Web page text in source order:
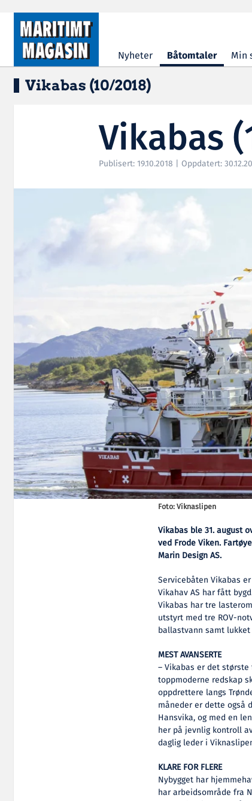
Hopp til hovedinnhold
Nyheter Båtomtaler Min
Vikabas (10/2018)
Vikabas
Publisert: 19.10.2018 | Oppdatert:
Foto: Viknaslipen
Vikabas ble 31. august
ved Frode Viken.
Marin Design AS.
Servicebåten Vikabas
Vikahav AS har fått
Vikabas har tre
utstyrt med tre ROV-
ballastvann samt
MEST AVANSERTE
– Vikabas er det
toppmoderne redskap
oppdrettere langs
måneder er dette også
Hansvika, og med en
her på jevnlig kontroll
daglig leder i
KLARE FOR FLERE
Nybygget har
har arbeidsområde fra